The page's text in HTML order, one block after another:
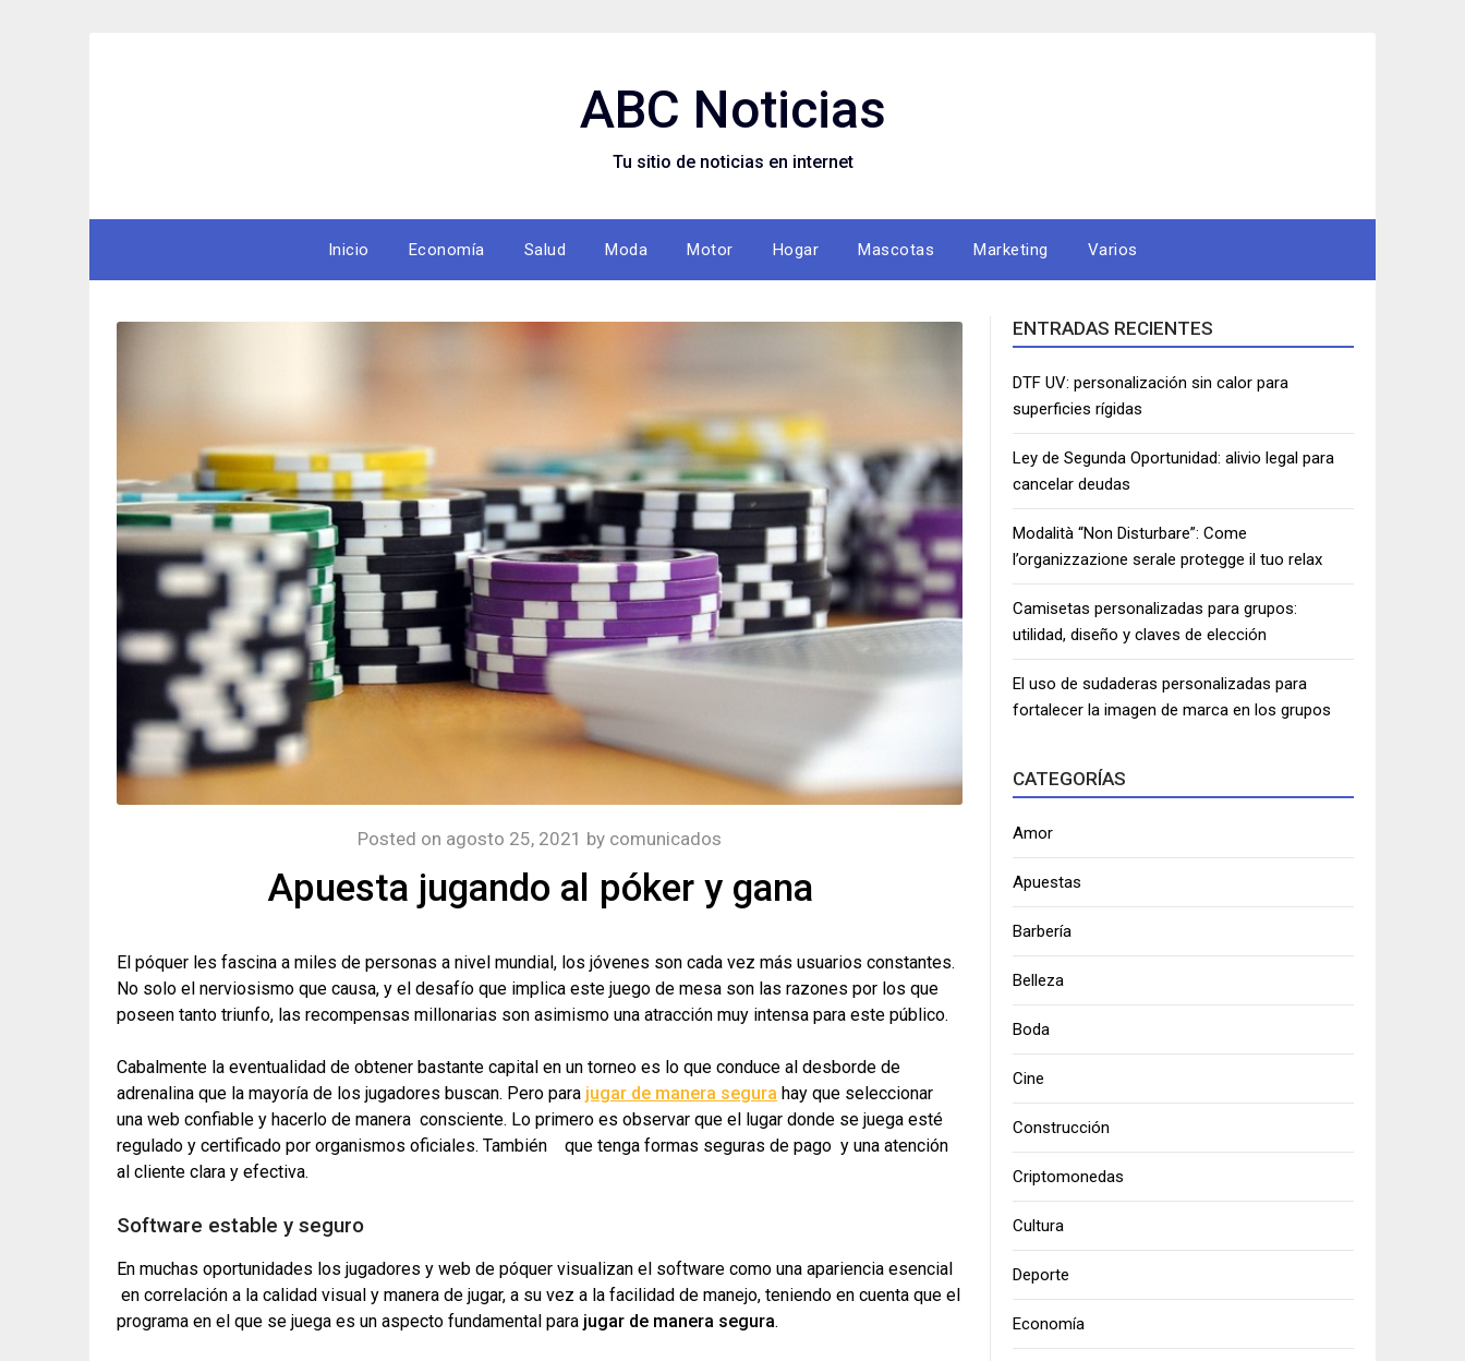
ABC Noticias
Tu sitio de noticias en internet
Inicio Economía Salud Moda Motor Hogar Mascotas Marketing Varios
Apuesta jugando al póker y gana
Posted on agosto 25, 2021 by comunicados
El póquer les fascina a miles de personas a nivel mundial, los jóvenes son cada vez más usuarios constantes.
No solo el nerviosismo que causa, y el desafío que implica este juego de mesa son las razones por los que
poseen tanto triunfo, las recompensas millonarias son asimismo una atracción muy intensa para este público.
Cabalmente la eventualidad de obtener bastante capital en un torneo es lo que conduce al desborde de
adrenalina que la mayoría de los jugadores buscan. Pero para jugar de manera segura hay que seleccionar
una web confiable y hacerlo de manera consciente. Lo primero es observar que el lugar donde se juega esté
regulado y certificado por organismos oficiales. También que tenga formas seguras de pago y una atención
al cliente clara y efectiva.
Software estable y seguro
En muchas oportunidades los jugadores y web de póquer visualizan el software como una apariencia esencial
en correlación a la calidad visual y manera de jugar, a su vez a la facilidad de manejo, teniendo en cuenta que el
programa en el que se juega es un aspecto fundamental para jugar de manera segura.
ENTRADAS RECIENTES
DTF UV: personalización sin calor para
superficies rígidas
Ley de Segunda Oportunidad: alivio legal para
cancelar deudas
Modalità “Non Disturbare”: Come
l’organizzazione serale protegge il tuo relax
Camisetas personalizadas para grupos:
utilidad, diseño y claves de elección
El uso de sudaderas personalizadas para
fortalecer la imagen de marca en los grupos
CATEGORÍAS
Amor
Apuestas
Barbería
Belleza
Boda
Cine
Construcción
Criptomonedas
Cultura
Deporte
Economía